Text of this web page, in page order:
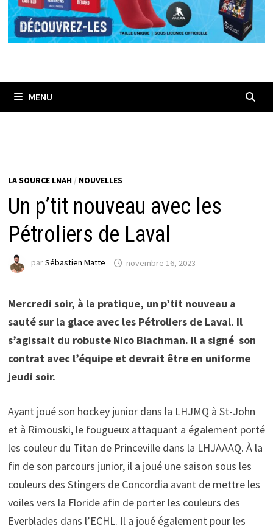
MENU
LA SOURCE LNAH/ NOUVELLES
Un p’tit nouveau avec les
Pétroliers de Laval
parSébastien Matte novembre 16, 2023
Mercredi soir, à la pratique, un p’tit nouveau a
sauté sur la glace avec les Pétroliers de Laval. Il
s’agissait du robuste Nico Blachman. Il a signé son
contrat avec l’équipe et devrait être en uniforme
jeudi soir.
Ayant joué son hockey junior dans la LHJMQ à St-John
et à Rimouski, le fougueux attaquant a également porté
les couleur du Titan de Princeville dans la LHJAAAQ. À la
fin de son parcours junior, il a joué une saison sous les
couleurs des Stingers de Concordia avant de mettre les
voiles vers la Floride afin de porter les couleurs des
Everblades dans l’ECHL. Il a joué également pour les